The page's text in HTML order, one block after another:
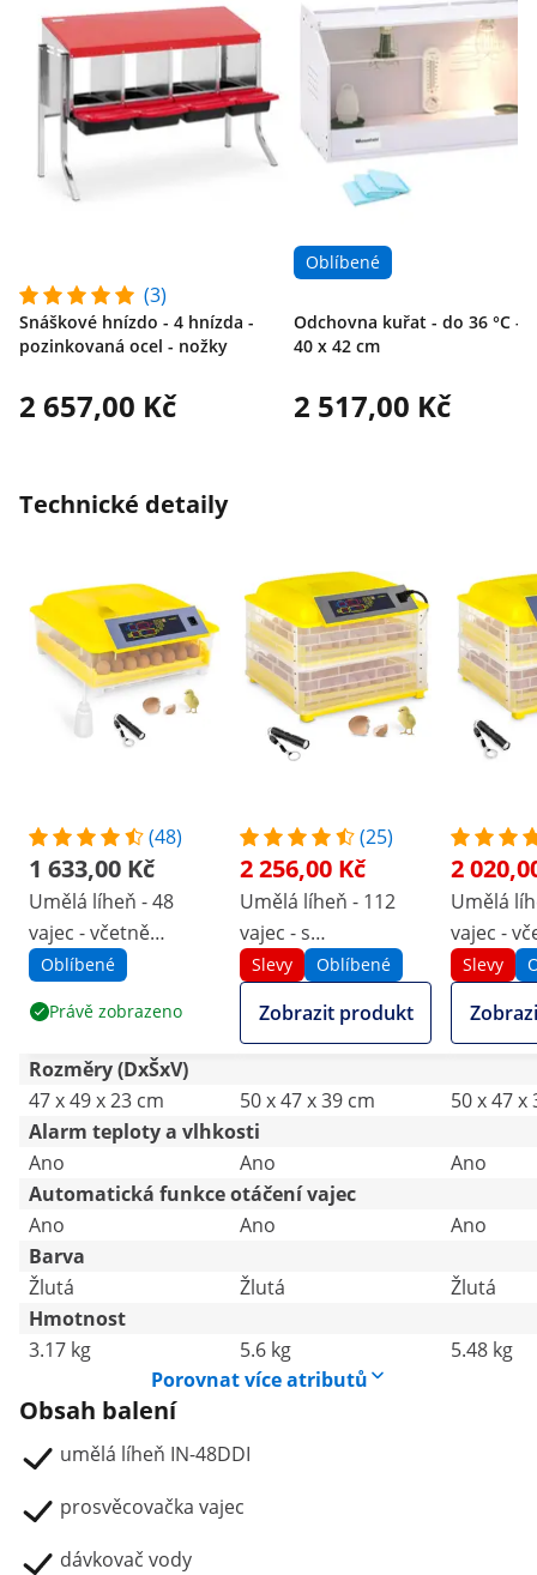
(3)
Snáškové hnízdo - 4 hnízda -
pozinkovaná ocel - nožky
2 657,00 Kč
Oblíbené
Odchovna kuřat - do 36 °C -
40 x 42 cm
2 517,00 Kč
Technické detaily
(48)
1 633,00 Kč
Umělá líheň - 48
vajec - včetně
prosvěcovačky vajec
plně automatická
Oblíbené
Právě zobrazeno
(25)
2 256,00 Kč
Umělá líheň - 112
vajec - s
prosvěcovačkou -
plně automatická
Slevy Oblíbené
Zobrazit produkt
2
Umělá
vajec -
- plně
Slevy
Rozměry (DxŠxV)
47 x 49 x 23 cm
50 x 47 x 39 cm
50 x 47 x
Alarm teploty a vlhkosti
Ano
Ano
Ano
Automatická funkce otáčení vajec
Ano
Ano
Ano
Barva
Žlutá
Žlutá
Žlutá
Hmotnost
3.17 kg
5.6 kg
5.48 kg
Porovnat více atributů
Obsah balení
umělá líheň IN-48DDI
prosvěcovačka vajec
dávkovač vody